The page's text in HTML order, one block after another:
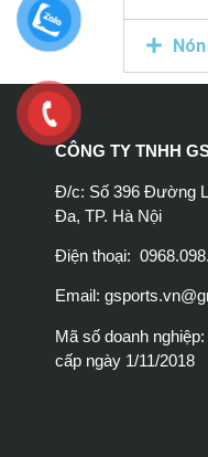
CÔNG TY TNHH
Đ/c: Số 396 Đường
Đa, TP. Hà Nội
Điện thoại:
Email:
Mã số doanh
cấp ngày 1/11/2018